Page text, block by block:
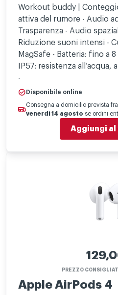
Workout buddy |
attiva del rumore - Audio
Trasparenza - Audio
Riduzione suoni intensi -
MagSafe - Batteria: fino a
IP57: resistenza
-
Disponibile online
Consegna a domicilio prevista fra
venerdì 14 agosto se ordini
Aggiungi al
PREZZO
Apple AirPods 4